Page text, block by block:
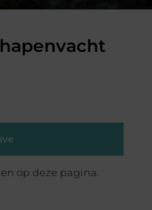
op deze pagina.